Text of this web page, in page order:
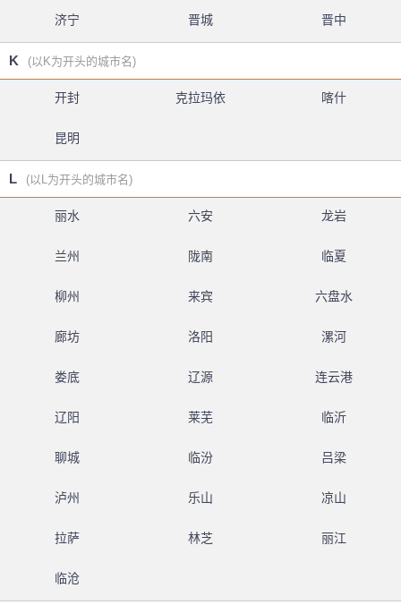
济宁 晋城 晋中
K (以K为开头的城市名)
开封 克拉玛依 喀什
昆明
L (以L为开头的城市名)
丽水 六安 龙岩
兰州 陇南 临夏
柳州 来宾 六盘水
廊坊 洛阳 漯河
娄底 辽源 连云港
辽阳 莱芜 临沂
聊城 临汾 吕梁
泸州 乐山 凉山
拉萨 林芝 丽江
临沧